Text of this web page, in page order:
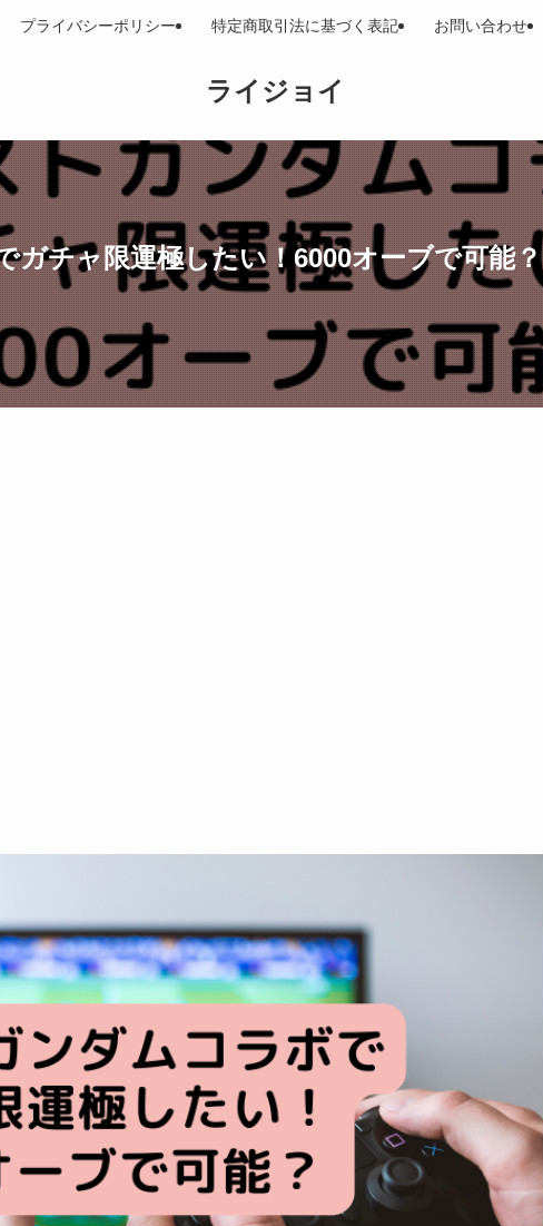
ライジョイ
プライバシーポリシー 特定商取引法に基づく表記 お問い合わせ
ガチャ限運極したい！6000オーブで可能？